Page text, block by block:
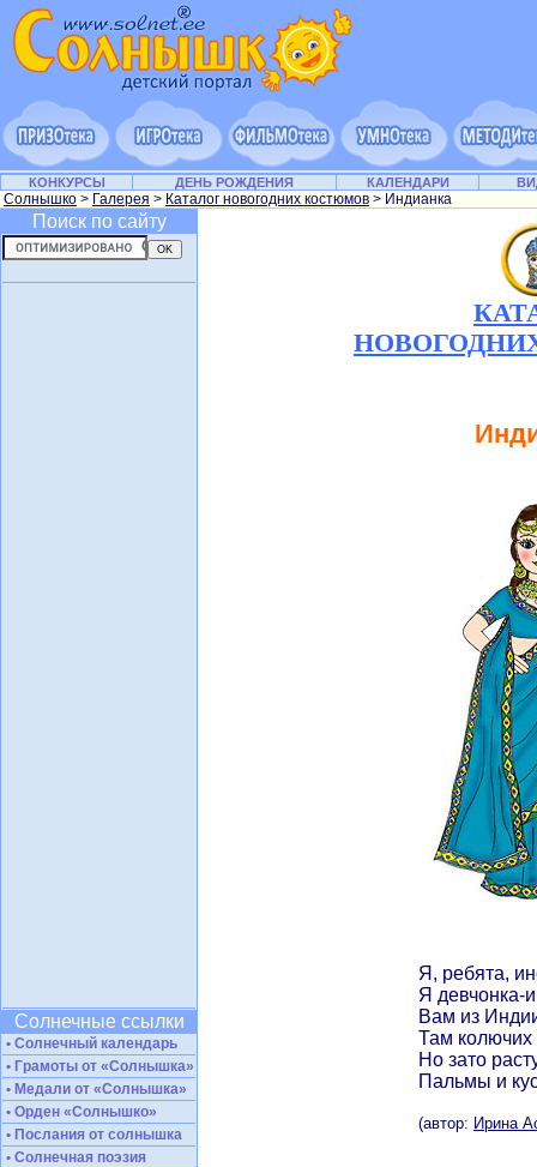
КОНКУРСЫ ДЕНЬ РОЖДЕНИЯ КАЛЕНДАРИ
Солнышко > Галерея > Каталог новогодних костюмов > Индианка
Поиск по сайту
Солнечные ссылки
• Солнечный календарь
• Грамоты от «Солнышка»
• Медали от «Солнышка»
• Орден «Солнышко»
• Послания от солнышка
• Солнечная поэзия
Я, ребята,
Я девчонка-
Вам из
Там колючих
Но зато
Пальмы и
(автор: Ирина